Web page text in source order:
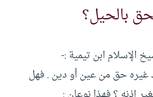
بالحيل؟
الإسلام ابن تيمية :-
غيره حق من عين أو دين . فهل